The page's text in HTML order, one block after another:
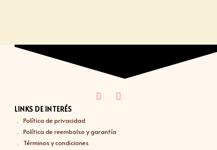
LINKS DE INTERÉS
Política de privacidad
Política de reembolso y garantía
Términos y condiciones